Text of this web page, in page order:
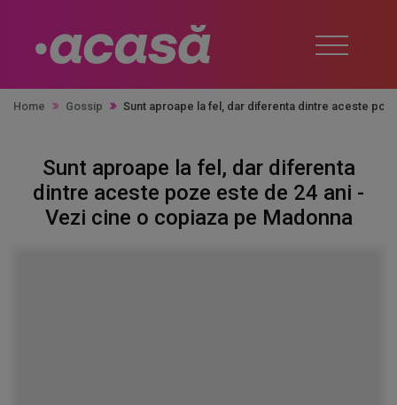
Home Gossip Sunt aproape la fel, dar diferenta dintre aceste
Sunt aproape la fel, dar diferenta
dintre aceste poze este de 24 ani -
Vezi cine o copiaza pe Madonna